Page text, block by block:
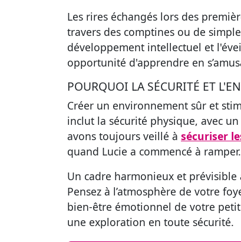
Les rires échangés lors des
travers des comptines ou de
développement intellectuel et
opportunité d'apprendre en
POURQUOI LA SÉCURITÉ ET
Créer un environnement sûr et
inclut la sécurité physique, avec
avons toujours veillé à sécuriser
quand Lucie a commencé à ramper.
Un cadre harmonieux et
Pensez à l’atmosphère de votre
bien-être émotionnel de votre
une exploration en toute sécurité.